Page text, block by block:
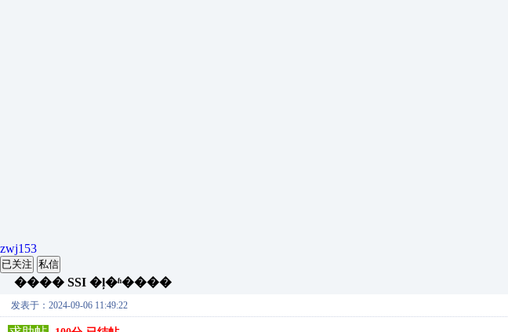
zwj153
已关注 私信
���� SSI �ļ�ʱ����
发表于：2024-09-06 11:49:22